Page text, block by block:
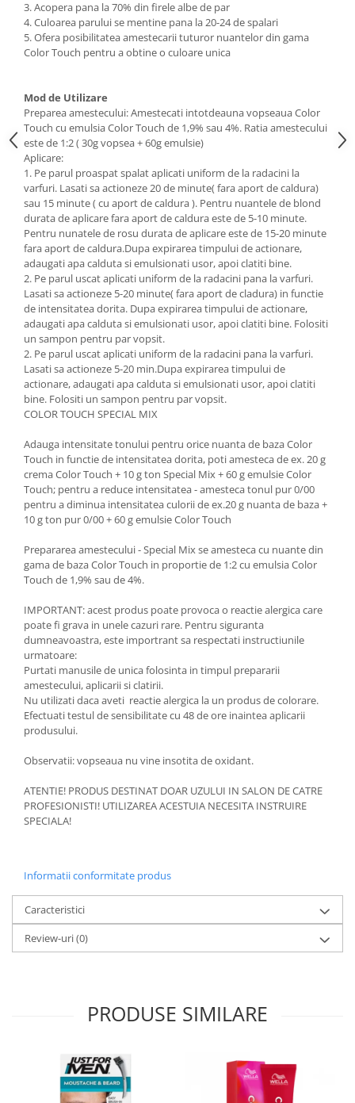
3. Acopera pana la 70% din firele albe de par
4. Culoarea parului se mentine pana la 20-24 de spalari
5. Ofera posibilitatea amestecarii tuturor nuantelor din gama
Color Touch pentru a obtine o culoare unica
Mod de Utilizare
Preparea amestecului: Amestecati intotdeauna vopseaua Color
Touch cu emulsia Color Touch de 1,9% sau 4%. Ratia amestecului
este de 1:2 ( 30g vopsea + 60g emulsie)
Aplicare:
1. Pe parul proaspat spalat aplicati uniform de la radacini la
varfuri. Lasati sa actioneze 20 de minute( fara aport de caldura)
sau 15 minute ( cu aport de caldura ). Pentru nuantele de blond
durata de aplicare fara aport de caldura este de 5-10 minute.
Pentru nunatele de rosu durata de aplicare este de 15-20 minute
fara aport de caldura.Dupa expirarea timpului de actionare,
adaugati apa calduta si emulsionati usor, apoi clatiti bine.
2. Pe parul uscat aplicati uniform de la radacini pana la varfuri.
Lasati sa actioneze 5-20 minute( fara aport de cladura) in functie
de intensitatea dorita. Dupa expirarea timpului de actionare,
adaugati apa calduta si emulsionati usor, apoi clatiti bine. Folositi
un sampon pentru par vopsit.
2. Pe parul uscat aplicati uniform de la radacini pana la varfuri.
Lasati sa actioneze 5-20 min.Dupa expirarea timpului de
actionare, adaugati apa calduta si emulsionati usor, apoi clatiti
bine. Folositi un sampon pentru par vopsit.
COLOR TOUCH SPECIAL MIX
Adauga intensitate tonului pentru orice nuanta de baza Color
Touch in functie de intensitatea dorita, poti amesteca de ex. 20 g
crema Color Touch + 10 g ton Special Mix + 60 g emulsie Color
Touch; pentru a reduce intensitatea - amesteca tonul pur 0/00
pentru a diminua intensitatea culorii de ex.20 g nuanta de baza +
10 g ton pur 0/00 + 60 g emulsie Color Touch
Prepararea amestecului - Special Mix se amesteca cu nuante din
gama de baza Color Touch in proportie de 1:2 cu emulsia Color
Touch de 1,9% sau de 4%.
IMPORTANT: acest produs poate provoca o reactie alergica care
poate fi grava in unele cazuri rare. Pentru siguranta
dumneavoastra, este importrant sa respectati instructiunile
urmatoare:
Purtati manusile de unica folosinta in timpul prepararii
amestecului, aplicarii si clatirii.
Nu utilizati daca aveti reactie alergica la un produs de colorare.
Efectuati testul de sensibilitate cu 48 de ore inaintea aplicarii
produsului.
Observatii: vopseaua nu vine insotita de oxidant.
ATENTIE! PRODUS DESTINAT DOAR UZULUI IN SALON DE CATRE
PROFESIONISTI! UTILIZAREA ACESTUIA NECESITA INSTRUIRE
SPECIALA!
Informatii conformitate produs
Caracteristici
Review-uri(0)
PRODUSE SIMILARE